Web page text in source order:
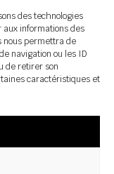
des technologies
aux informations des
nous permettra de
navigation ou les ID
de retirer son
caractéristiques et